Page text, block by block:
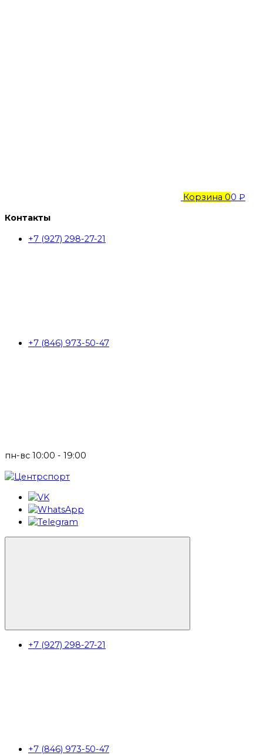
Корзина 00 ₽
Контакты
+7 (927) 298-27-21
+7 (846) 973-50-47
пн-вс 10:00 - 19:00
+7 (927) 298-27-21
+7 (846) 973-50-47